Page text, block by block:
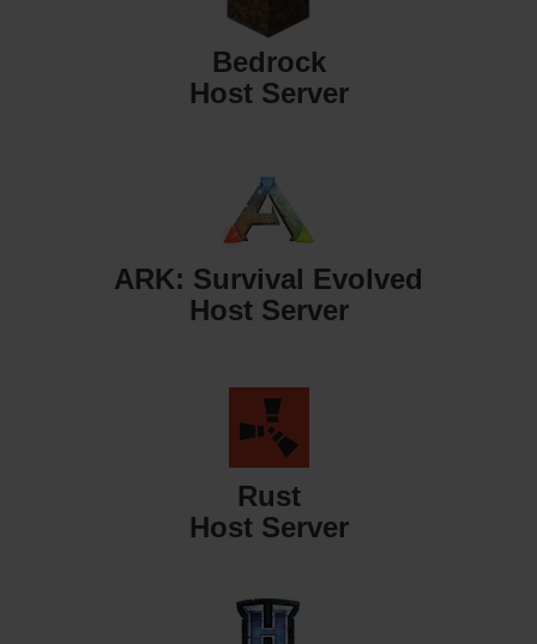
Bedrock
Host Server
ARK: Survival Evolved
Host Server
Rust
Host Server